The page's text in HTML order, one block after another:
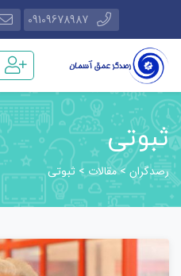
09109678987
ثبوتی
رصدگران>مقالات> ثبوتی